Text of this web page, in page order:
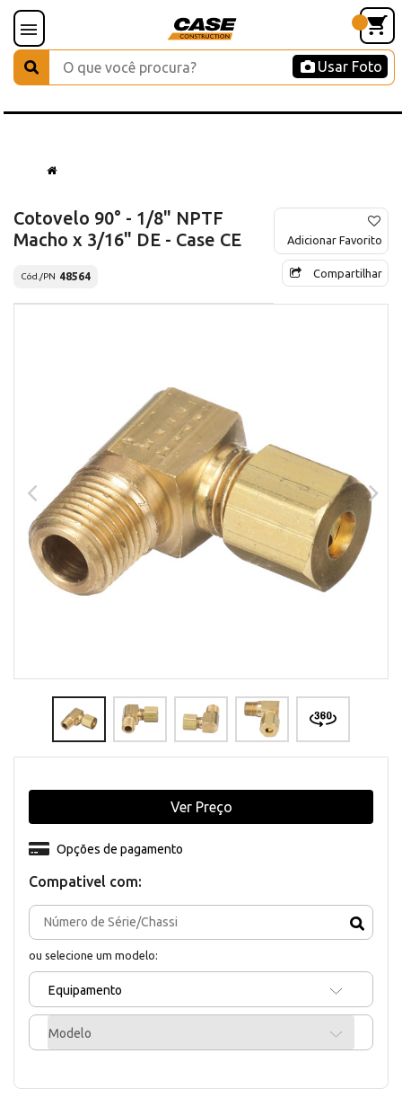
Usar Foto
Cotovelo 90° - 1/8" NPTF
Macho x 3/16" DE - Case CE
Cód./PN 48564
Adicionar Favorito
Compartilhar
Compativel com:
ou selecione um modelo:
Equipamento
Modelo
Opções de pagamento
Ver Preço